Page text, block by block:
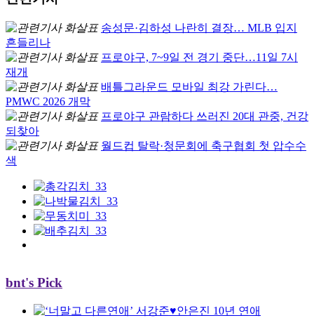
송성문·김하성 나란히 결장… MLB 입지
흔들리나
프로야구, 7~9일 전 경기 중단…11일 7시
재개
배틀그라운드 모바일 최강 가린다…
PMWC 2026 개막
프로야구 관람하다 쓰러진 20대 관중, 건강
되찾아
월드컵 탈락·청문회에 축구협회 첫 압수수
색
bnt's Pick